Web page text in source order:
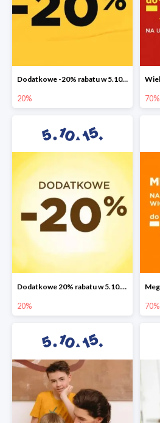
Dodatkowe -20% rabatu w 5.10.15
20% 70%
Dodatkowe 20% rabatu w 5.10.15
20% 70%